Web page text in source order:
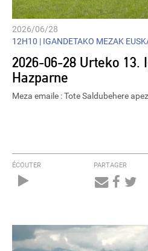
2026/06/28
12H10 | IGANDETAKO MEZAK
2026-06-28 Urteko 13.
Hazparne
Meza emaile : Tote Saldubehere
ÉCOUTER PARTAGER